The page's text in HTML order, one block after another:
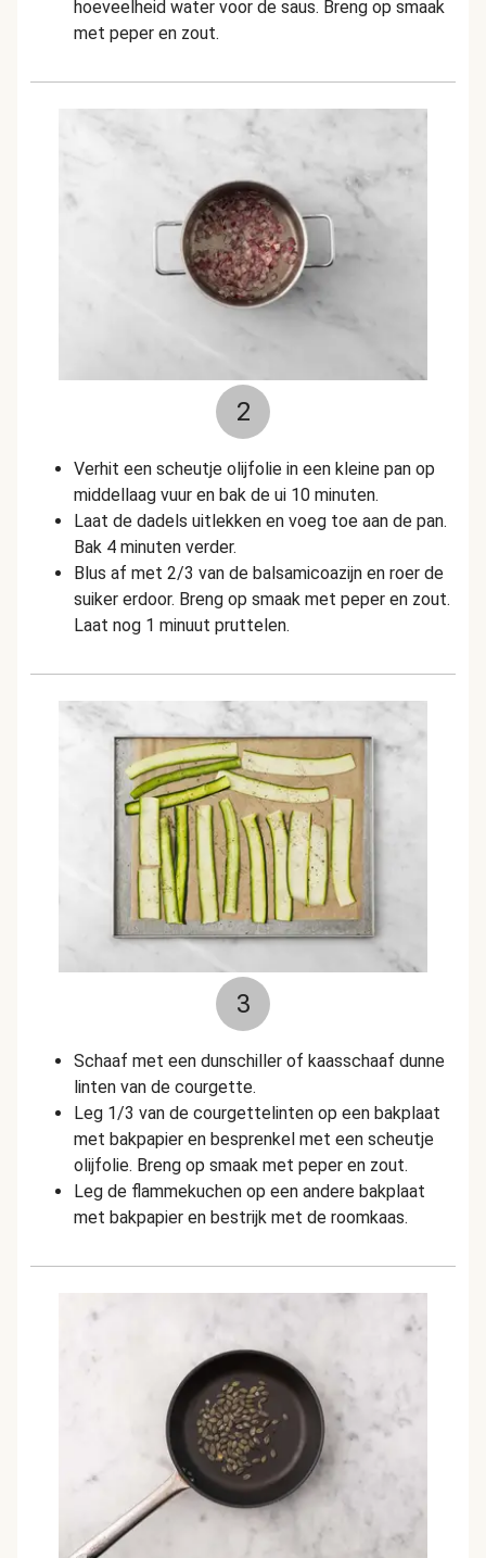
hoeveelheid water voor de saus. Breng op smaak
met peper en zout.
2
Verhit een scheutje olijfolie in een kleine pan op
middellaag vuur en bak de ui 10 minuten.
Laat de dadels uitlekken en voeg toe aan de pan.
Bak 4 minuten verder.
Blus af met 2/3 van de balsamicoazijn en roer de
suiker erdoor. Breng op smaak met peper en zout.
Laat nog 1 minuut pruttelen.
3
Schaaf met een dunschiller of kaasschaaf dunne
linten van de courgette.
Leg 1/3 van de courgettelinten op een bakplaat
met bakpapier en besprenkel met een scheutje
olijfolie. Breng op smaak met peper en zout.
Leg de flammekuchen op een andere bakplaat
met bakpapier en bestrijk met de roomkaas.